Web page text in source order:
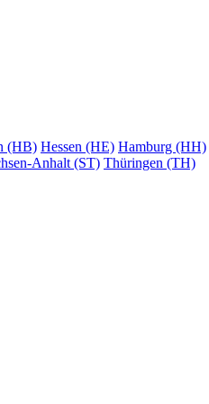
(HB) Hessen (HE) Hamburg (HH)
Anhalt (ST) Thüringen (TH)